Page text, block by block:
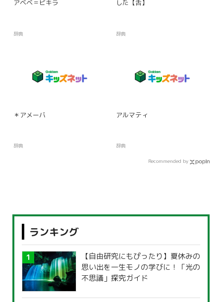
アベベ＝ビキラ
辞典
した【舌】
辞典
＊アメーバ
辞典
アルマティ
辞典
Recommended by
ランキング
【自由研究にもぴったり】夏休みの
思い出を一生モノの学びに！「光の
不思議」探究ガイド